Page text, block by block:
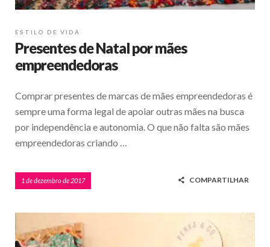
ESTILO DE VIDA
Presentes de Natal por mães
empreendedoras
Comprar presentes de marcas de mães empreendedoras é
sempre uma forma legal de apoiar outras mães na busca
por independência e autonomia. O que não falta são mães
empreendedoras criando …
1 de dezembro de 2017 COMPARTILHAR